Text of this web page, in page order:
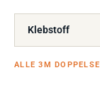
Klebstoff
ALLE 3M